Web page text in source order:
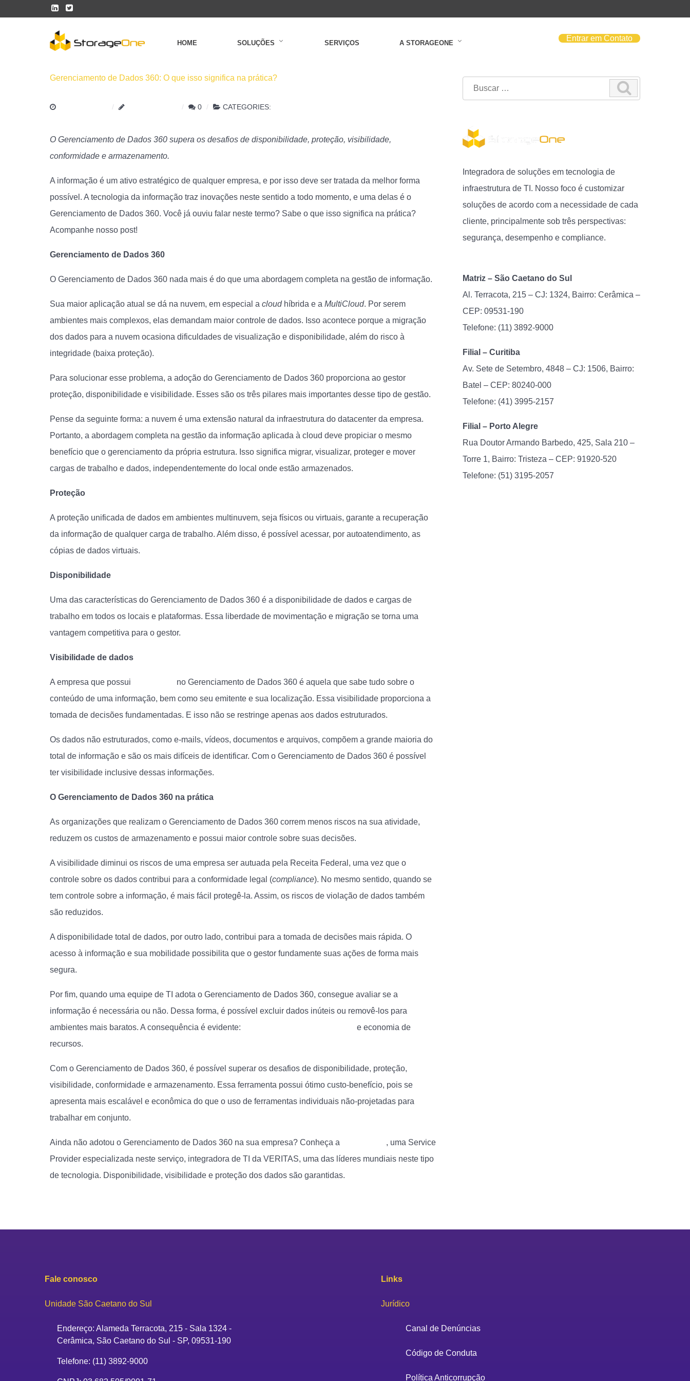
HOME SOLUÇÕES SERVIÇOS A STORAGEONE Entrar em Contato
Gerenciamento de Dados 360: O que isso significa na prática?
0 CATEGORIES:
O Gerenciamento de Dados 360 supera os desafios de disponibilidade, proteção, visibilidade,
conformidade e armazenamento.
A informação é um ativo estratégico de qualquer empresa, e por isso deve ser tratada da melhor forma
possível. A tecnologia da informação traz inovações neste sentido a todo momento, e uma delas é o
Gerenciamento de Dados 360. Você já ouviu falar neste termo? Sabe o que isso significa na prática?
Acompanhe nosso post!
Gerenciamento de Dados 360
O Gerenciamento de Dados 360 nada mais é do que uma abordagem completa na gestão de informação.
Sua maior aplicação atual se dá na nuvem, em especial a cloudhíbrida e a MultiCloud. Por serem
ambientes mais complexos, elas demandam maior controle de dados. Isso acontece porque a migração
dos dados para a nuvem ocasiona dificuldades de visualização e disponibilidade, além do risco à
integridade (baixa proteção).
Para solucionar esse problema, a adoção do Gerenciamento de Dados 360 proporciona ao gestor
proteção, disponibilidade e visibilidade. Esses são os três pilares mais importantes desse tipo de gestão.
Pense da seguinte forma: a nuvem é uma extensão natural da infraestrutura do datacenter da empresa.
Portanto, a abordagem completa na gestão da informação aplicada à cloud deve propiciar o mesmo
benefício que o gerenciamento da própria estrutura. Isso significa migrar, visualizar, proteger e mover
cargas de trabalho e dados, independentemente do local onde estão armazenados.
Proteção
A proteção unificada de dados em ambientes multinuvem, seja físicos ou virtuais, garante a recuperação
da informação de qualquer carga de trabalho. Além disso, é possível acessar, por autoatendimento, as
cópias de dados virtuais.
Disponibilidade
Uma das características do Gerenciamento de Dados 360 é a disponibilidade de dados e cargas de
trabalho em todos os locais e plataformas. Essa liberdade de movimentação e migração se torna uma
vantagem competitiva para o gestor.
Visibilidade de dados
A empresa que possui
no Gerenciamento de Dados 360 é aquela que sabe tudo sobre o
conteúdo de uma informação, bem como seu emitente e sua localização. Essa visibilidade proporciona a
tomada de decisões fundamentadas. E isso não se restringe apenas aos dados estruturados.
Os dados não estruturados, como e-mails, vídeos, documentos e arquivos, compõem a grande maioria do
total de informação e são os mais difíceis de identificar. Com o Gerenciamento de Dados 360 é possível
ter visibilidade inclusive dessas informações.
O Gerenciamento de Dados 360 na prática
As organizações que realizam o Gerenciamento de Dados 360 correm menos riscos na sua atividade,
reduzem os custos de armazenamento e possui maior controle sobre suas decisões.
A visibilidade diminui os riscos de uma empresa ser autuada pela Receita Federal, uma vez que o
controle sobre os dados contribui para a conformidade legal (compliance). No mesmo sentido, quando se
tem controle sobre a informação, é mais fácil protegê-la. Assim, os riscos de violação de dados também
são reduzidos.
A disponibilidade total de dados, por outro lado, contribui para a tomada de decisões mais rápida. O
acesso à informação e sua mobilidade possibilita que o gestor fundamente suas ações de forma mais
segura.
Por fim, quando uma equipe de TI adota o Gerenciamento de Dados 360, consegue avaliar se a
informação é necessária ou não. Dessa forma, é possível excluir dados inúteis ou removê-los para
ambientes mais baratos. A consequência é evidente:
e economia de
recursos.
Com o Gerenciamento de Dados 360, é possível superar os desafios de disponibilidade, proteção,
visibilidade, conformidade e armazenamento. Essa ferramenta possui ótimo custo-benefício, pois se
apresenta mais escalável e econômica do que o uso de ferramentas individuais não-projetadas para
trabalhar em conjunto.
Ainda não adotou o Gerenciamento de Dados 360 na sua empresa? Conheça a
, uma Service
Provider especializada neste serviço, integradora de TI da VERITAS, uma das líderes mundiais neste tipo
de tecnologia. Disponibilidade, visibilidade e proteção dos dados são garantidas.
Search
for:
Integradora de soluções em tecnologia de
infraestrutura de TI. Nosso foco é customizar
soluções de acordo com a necessidade de cada
cliente, principalmente sob três perspectivas:
segurança, desempenho e compliance.
Matriz – São Caetano do Sul
Al. Terracota, 215 – CJ: 1324, Bairro: Cerâmica –
CEP: 09531-190
Telefone: (11) 3892-9000
Filial – Curitiba
Av. Sete de Setembro, 4848 – CJ: 1506, Bairro:
Batel – CEP: 80240-000
Telefone: (41) 3995-2157
Filial – Porto Alegre
Rua Doutor Armando Barbedo, 425, Sala 210 –
Torre 1, Bairro: Tristeza – CEP: 91920-520
Telefone: (51) 3195-2057
Fale conosco
Unidade São Caetano do Sul
Endereço: Alameda Terracota, 215 - Sala 1324 -
Cerâmica, São Caetano do Sul - SP, 09531-190
Telefone: (11) 3892-9000
Links
Jurídico
Canal de Denúncias
Código de Conduta
Política Anticorrupção